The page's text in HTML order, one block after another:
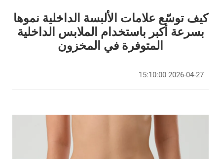
كيف توسّع علامات الألبسة الداخلية نموها
بسرعة أكبر باستخدام الملابس الداخلية
المتوفرة في المخزون
2026-04-27 15:10:00